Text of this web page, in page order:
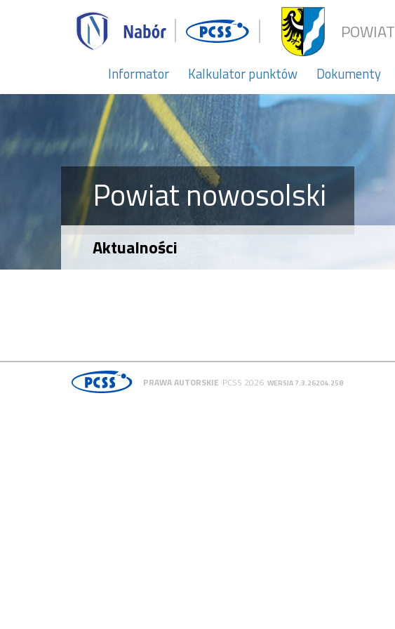
Informator Kalkulator punktów Dokumenty
Powiat nowosolski
Aktualności
PRAWA AUTORSKIE PCSS 2026 WERSJA 7.3.26204.258